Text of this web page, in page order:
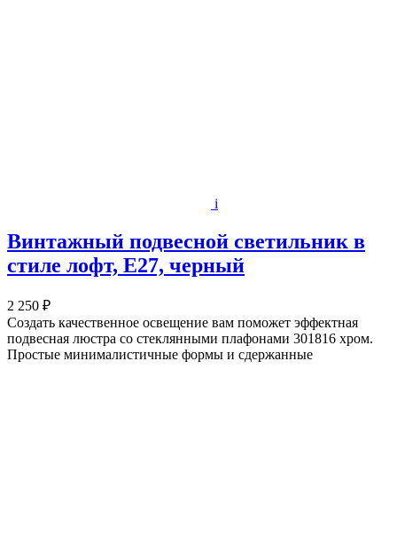
i
Винтажный подвесной светильник в
стиле лофт, E27, черный
2 250 ₽
Создать качественное освещение вам поможет эффектная
подвесная люстра со стеклянными плафонами 301816 хром.
Простые минималистичные формы и сдержанные